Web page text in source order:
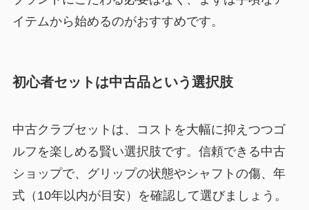
イテムから始めるのがおすすめです。
初心者セットは中古品という選択肢
中古クラブセットは、コストを大幅に抑えつつゴ
ルフを楽しめる賢い選択肢です。信頼できる中古
ショップで、グリップの状態やシャフトの傷、年
式（10年以内が目安）を確認して選びましょう。